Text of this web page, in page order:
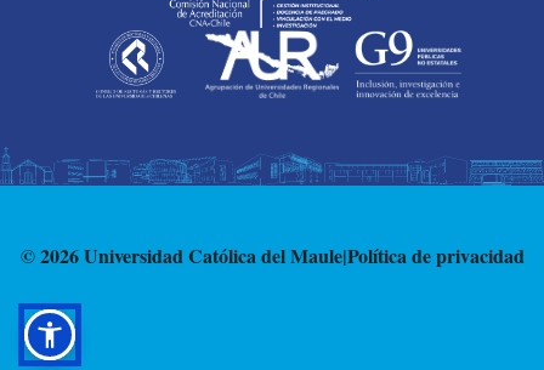
© 2026 Universidad Católica del Maule|Política de privacidad